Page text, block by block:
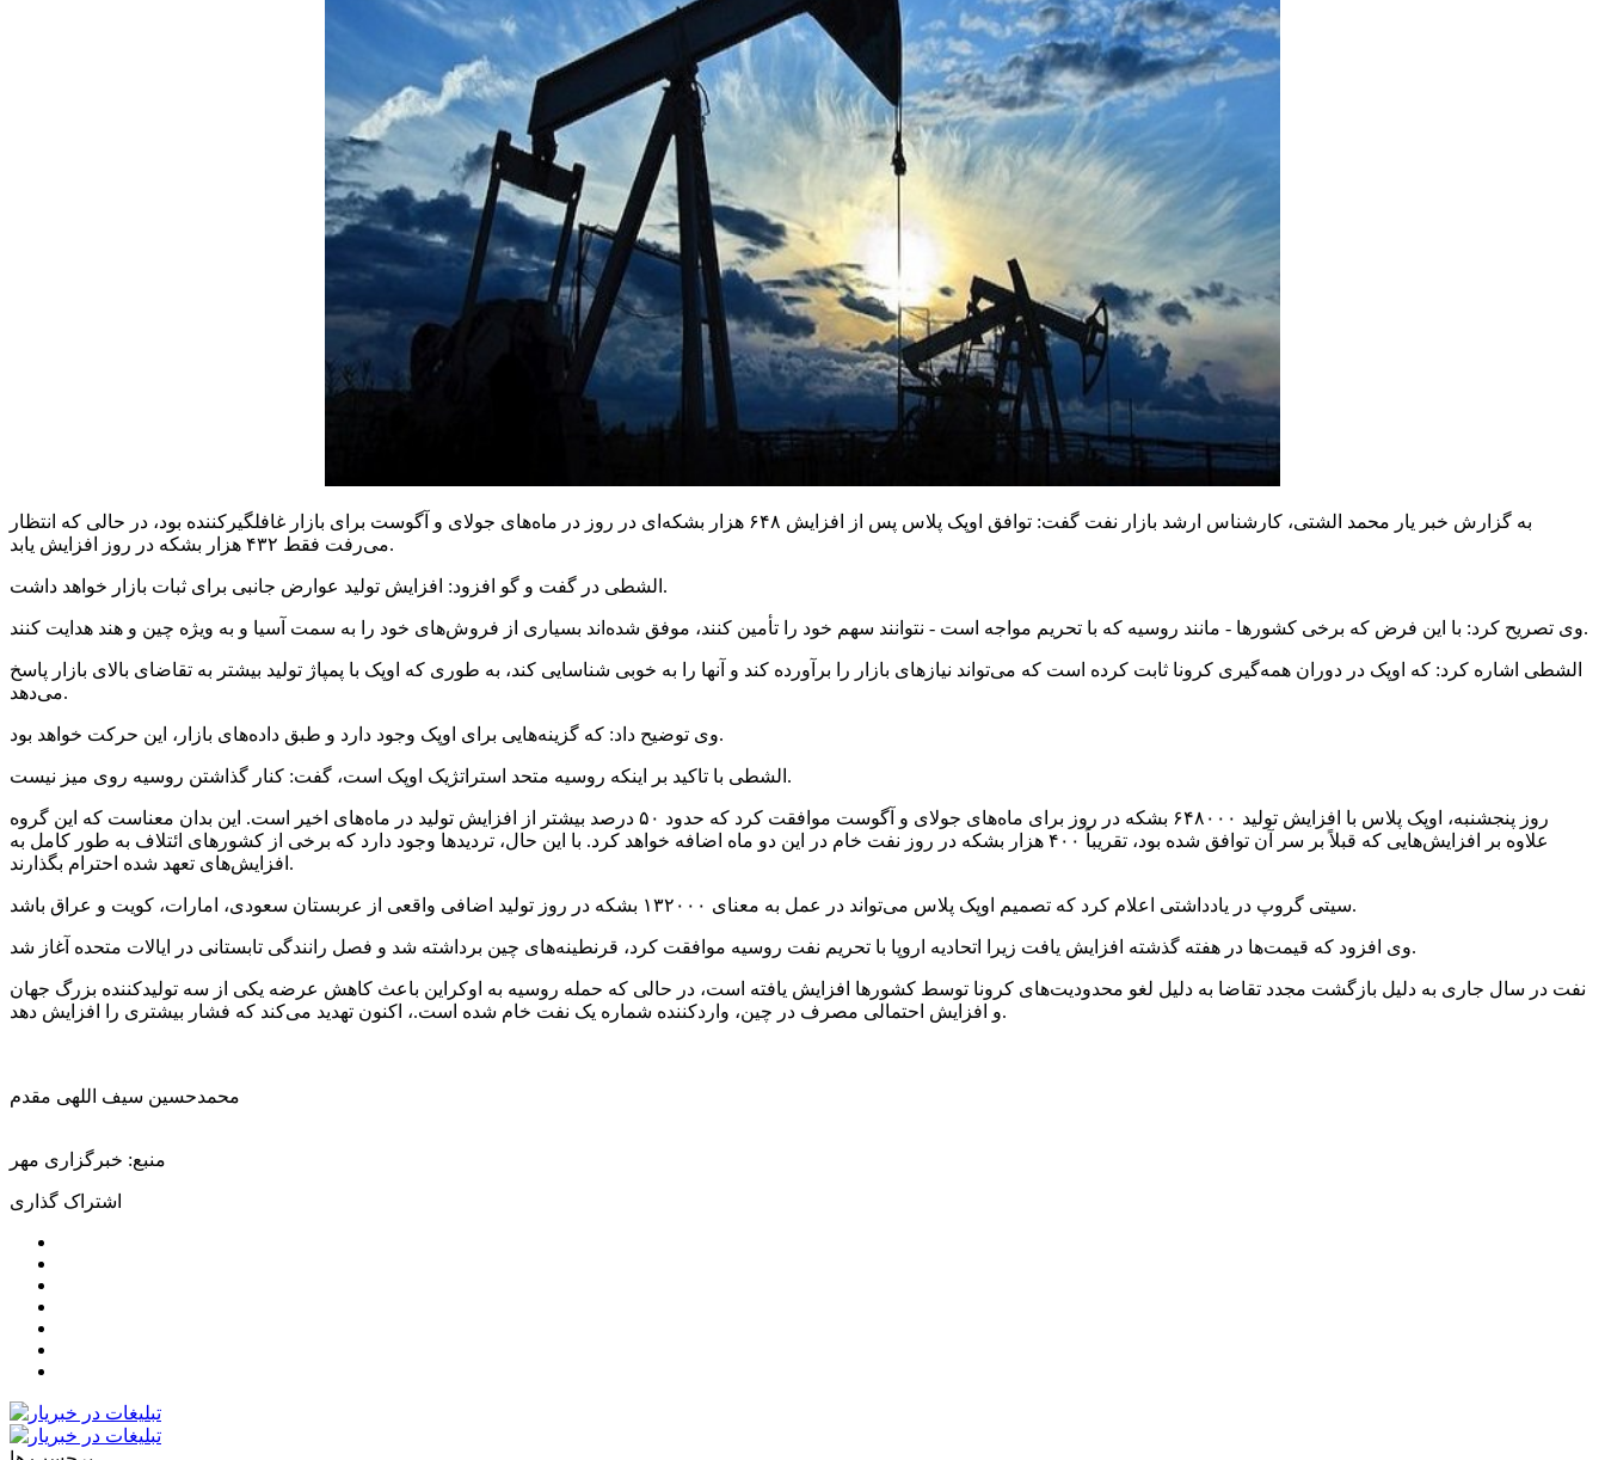
به گزارش خبر یار محمد الشتی
، کارشناس ارشد بازار نفت گفت: توافق اوپک پلاس پس از افزایش ۶۴۸ هزار بشکه‌ای در روز در ماه‌های جولای و آگوست برای بازار غافلگیرکننده بود، در حالی که انتظار
می‌رفت فقط ۴۳۲ هزار بشکه در روز افزایش یابد.
الشطی در گفت و گو افزود: افزایش تولید عوارض جانبی برای ثبات بازار خواهد داشت.
وی تصریح کرد: با این فرض که برخی کشورها - مانند روسیه که با تحریم مواجه است - نتوانند سهم خود را تأمین کنند، موفق شده‌اند بسیاری از فروش‌های خود را به سمت آسیا و به ویژه چین و هند هدایت کنند.
الشطی اشاره کرد: که اوپک در دوران همه‌گیری کرونا ثابت کرده است که می‌تواند نیازهای بازار را برآورده کند و آنها را به خوبی شناسایی کند، به طوری که اوپک با پمپاژ تولید بیشتر به تقاضای بالای بازار پاسخ
می‌دهد.
وی توضیح داد: که گزینه‌هایی برای اوپک وجود دارد و طبق داده‌های بازار، این حرکت خواهد بود.
الشطی با تاکید بر اینکه روسیه متحد استراتژیک اوپک است، گفت: کنار گذاشتن روسیه روی میز نیست.
روز پنجشنبه، اوپک پلاس با افزایش تولید ۶۴۸۰۰۰ بشکه در روز برای ماه‌های جولای و آگوست موافقت کرد که حدود ۵۰ درصد بیشتر از افزایش تولید در ماه‌های اخیر است. این بدان معناست که این گروه
علاوه بر افزایش‌هایی که قبلاً بر سر آن توافق شده بود، تقریباً ۴۰۰ هزار بشکه در روز نفت خام در این دو ماه اضافه خواهد کرد. با این حال، تردیدها وجود دارد که برخی از کشورهای ائتلاف به طور کامل به
افزایش‌های تعهد شده احترام بگذارند.
سیتی گروپ در یادداشتی اعلام کرد که تصمیم اوپک پلاس می‌تواند در عمل به معنای ۱۳۲۰۰۰ بشکه در روز تولید اضافی واقعی از عربستان سعودی، امارات، کویت و عراق باشد.
وی افزود که قیمت‌ها در هفته گذشته افزایش یافت زیرا اتحادیه اروپا با تحریم نفت روسیه موافقت کرد، قرنطینه‌های چین برداشته شد و فصل رانندگی تابستانی در ایالات متحده آغاز شد.
نفت در سال جاری به دلیل بازگشت مجدد تقاضا به دلیل لغو محدودیت‌های کرونا توسط کشورها افزایش یافته است، در حالی که حمله روسیه به اوکراین باعث کاهش عرضه یکی از سه تولیدکننده بزرگ جهان
و افزایش احتمالی مصرف در چین، واردکننده شماره یک نفت خام شده است.، اکنون تهدید می‌کند که فشار بیشتری را افزایش دهد.
محمدحسین سیف اللهی مقدم
منبع: خبرگزاری مهر
اشتراک گذاری